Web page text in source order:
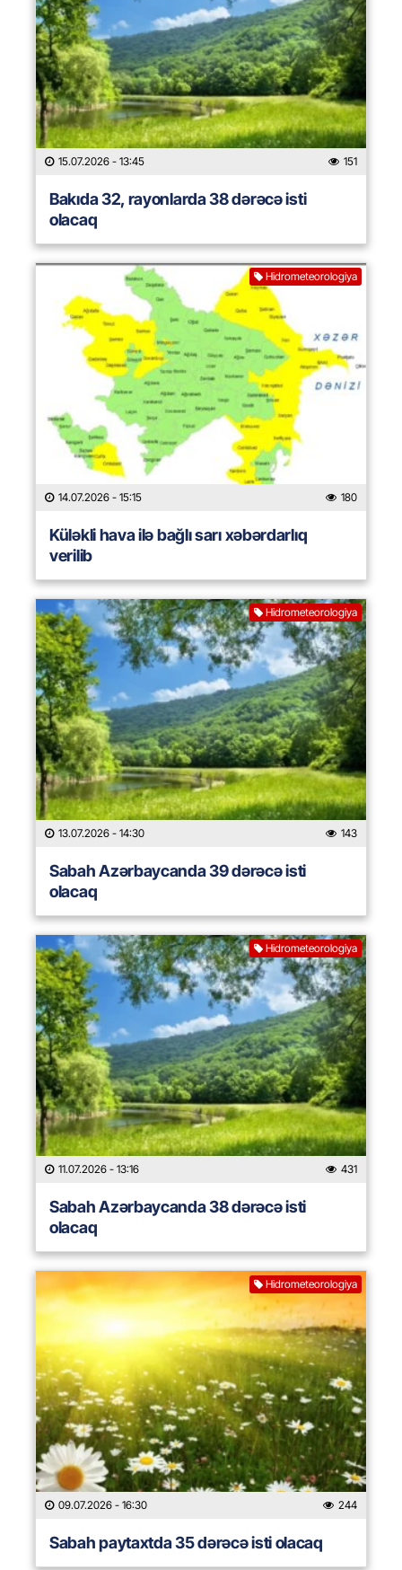
15.07.2026 - 13:45 151
Bakıda 32, rayonlarda 38 dərəcə isti
olacaq
Hidrometeorologiya
14.07.2026 - 15:15 180
Küləkli hava ilə bağlı sarı xəbərdarlıq
verilib
Hidrometeorologiya
13.07.2026 - 14:30 143
Sabah Azərbaycanda 39 dərəcə isti
olacaq
Hidrometeorologiya
11.07.2026 - 13:16 431
Sabah Azərbaycanda 38 dərəcə isti
olacaq
Hidrometeorologiya
09.07.2026 - 16:30 244
Sabah paytaxtda 35 dərəcə isti olacaq